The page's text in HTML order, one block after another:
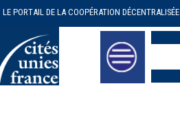
LE PORTAIL DE LA COOPÉRATION DÉCENTRALISÉE